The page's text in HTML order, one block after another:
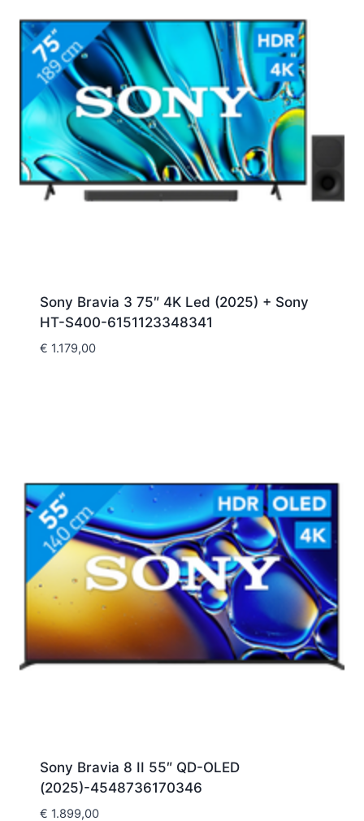
Sony Bravia 3 75″ 4K Led (2025) + Sony
HT-S400-6151123348341
€ 1.179,00
Sony Bravia 8 II 55″ QD-OLED
(2025)-4548736170346
€ 1.899,00